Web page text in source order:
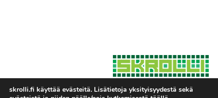
skrolli.fi käyttää evästeitä. Lisätietoja yksityisyydestä sekä